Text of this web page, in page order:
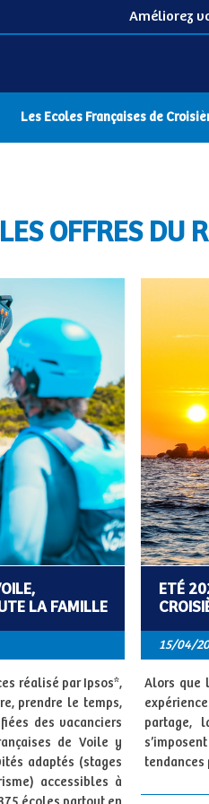
Améliorez
Les Ecoles Françaises de
OFFRES DU
LA FAMILLE
réalisé par Ipsos*,
prendre le temps,
des vacanciers
de Voile y
adaptés (stages
accessibles à
ETÉ
15/04/
Alors que
partage,
tendances